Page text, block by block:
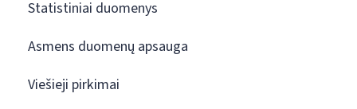
Statistiniai duomenys
Asmens duomenų apsauga
Viešieji pirkimai